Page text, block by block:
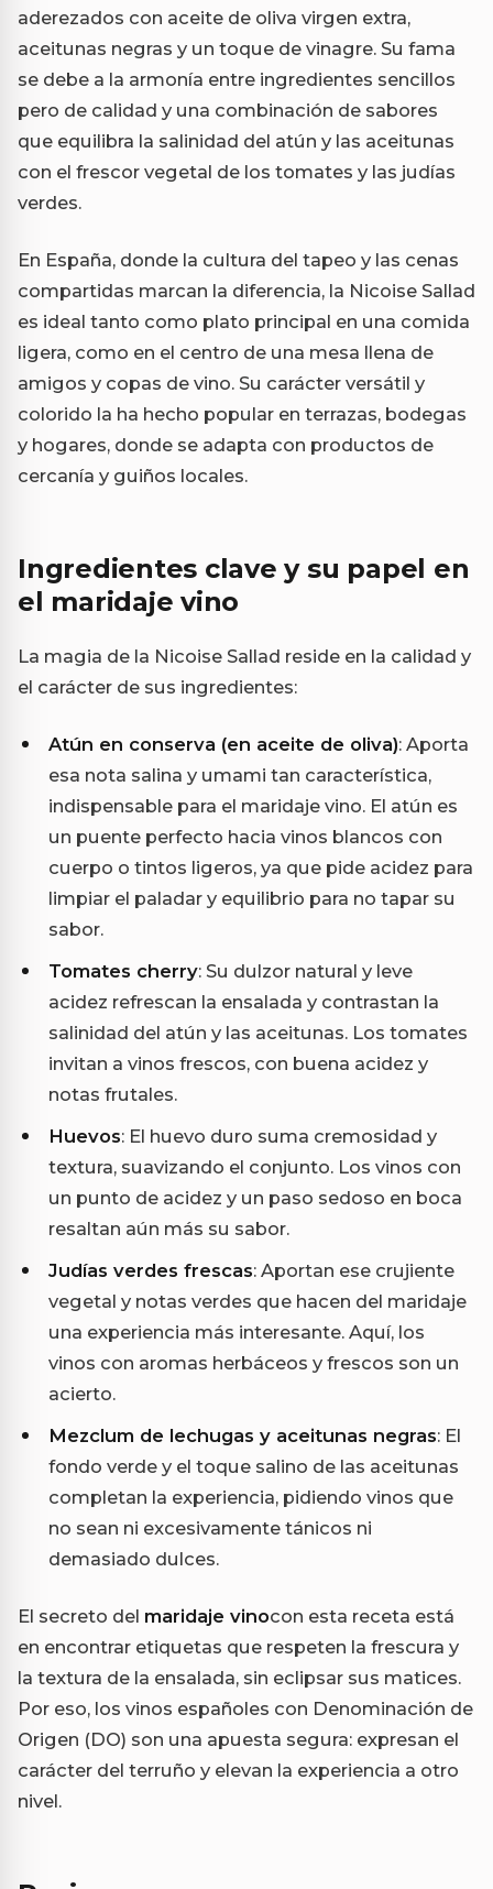
aderezados con aceite de oliva virgen extra,
aceitunas negras y un toque de vinagre. Su fama
se debe a la armonía entre ingredientes sencillos
pero de calidad y una combinación de sabores
que equilibra la salinidad del atún y las aceitunas
con el frescor vegetal de los tomates y las judías
verdes.
En España, donde la cultura del tapeo y las cenas
compartidas marcan la diferencia, la Nicoise Sallad
es ideal tanto como plato principal en una comida
ligera, como en el centro de una mesa llena de
amigos y copas de vino. Su carácter versátil y
colorido la ha hecho popular en terrazas, bodegas
y hogares, donde se adapta con productos de
cercanía y guiños locales.
Ingredientes clave y su papel en
el maridaje vino
La magia de la Nicoise Sallad reside en la calidad y
el carácter de sus ingredientes:
Atún en conserva (en aceite de oliva): Aporta
esa nota salina y umami tan característica,
indispensable para el maridaje vino. El atún es
un puente perfecto hacia vinos blancos con
cuerpo o tintos ligeros, ya que pide acidez para
limpiar el paladar y equilibrio para no tapar su
sabor.
Tomates cherry: Su dulzor natural y leve
acidez refrescan la ensalada y contrastan la
salinidad del atún y las aceitunas. Los tomates
invitan a vinos frescos, con buena acidez y
notas frutales.
Huevos: El huevo duro suma cremosidad y
textura, suavizando el conjunto. Los vinos con
un punto de acidez y un paso sedoso en boca
resaltan aún más su sabor.
Judías verdes frescas: Aportan ese crujiente
vegetal y notas verdes que hacen del maridaje
una experiencia más interesante. Aquí, los
vinos con aromas herbáceos y frescos son un
acierto.
Mezclum de lechugas y aceitunas negras: El
fondo verde y el toque salino de las aceitunas
completan la experiencia, pidiendo vinos que
no sean ni excesivamente tánicos ni
demasiado dulces.
El secreto del maridaje vinocon esta receta está
en encontrar etiquetas que respeten la frescura y
la textura de la ensalada, sin eclipsar sus matices.
Por eso, los vinos españoles con Denominación de
Origen (DO) son una apuesta segura: expresan el
carácter del terruño y elevan la experiencia a otro
nivel.